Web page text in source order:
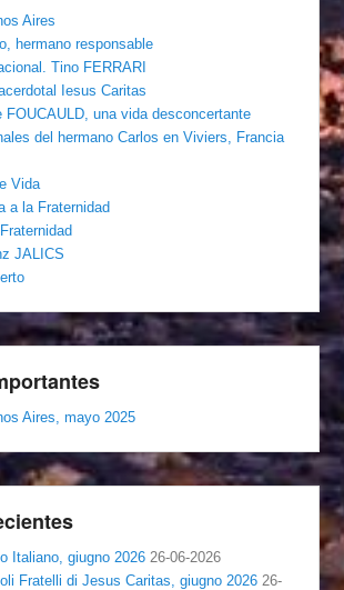
Aires
hermano responsable
Tino FERRARI
Iesus Caritas
FOUCAULD, una vida desconcertante
del hermano Carlos en Viviers, Francia
Vida
a la Fraternidad
JALICS
Aires, mayo 2025
Italiano, giugno 2026 26-06-2026
Fratelli di Jesus Caritas, giugno 2026 26-